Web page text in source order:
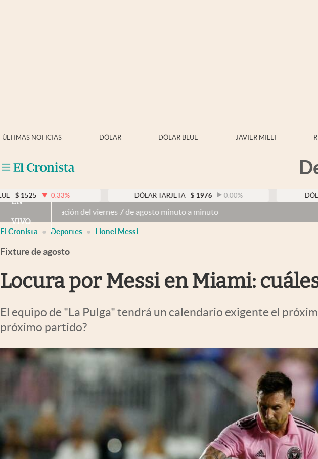
ÚLTIMAS NOTICIAS DÓLAR DÓLAR BLUE JAVIER MILEI
Mercados Online
Otras secciones
Infotechnology
Clase
Clima
Mundial 2026
Eventos Corporativos
El Cronista Studio
Mediakit
abre en nueva pestaña
-0.33% DÓLAR TARJETA $ 1976 0.00% $
EN
VIVO
del viernes 7 de agosto minuto a minuto
El Cronista Deportes Lionel Messi
Fixture de agosto
Locura por Messi en Miami:
El equipo de "La Pulga" tendrá un calendario exigente el
próximo partido?